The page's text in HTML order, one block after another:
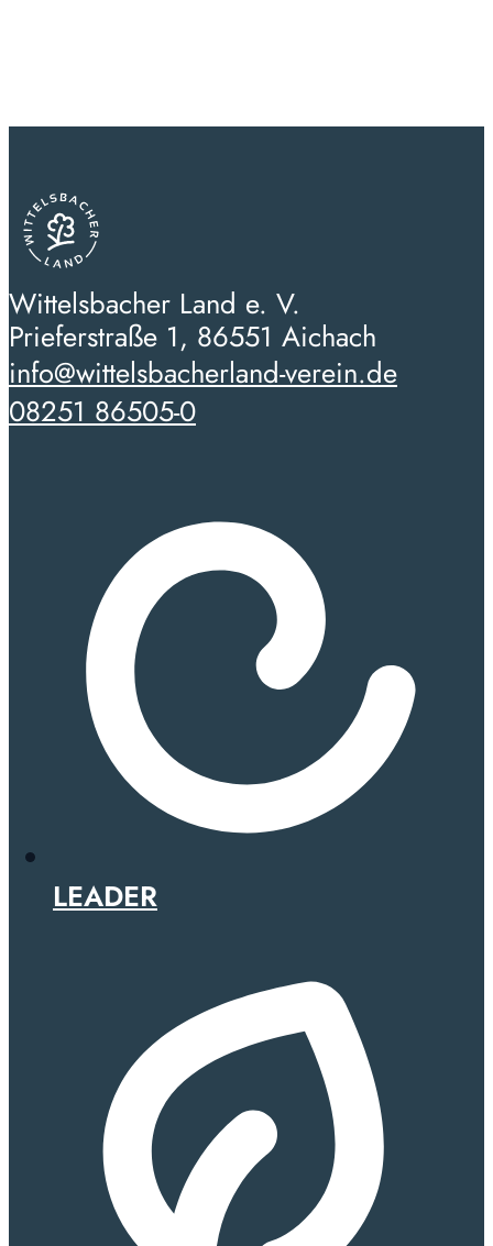
Wittelsbacher Land e. V.
Prieferstraße 1, 86551 Aichach
info@wittelsbacherland-verein.de
08251 86505-0
LEADER